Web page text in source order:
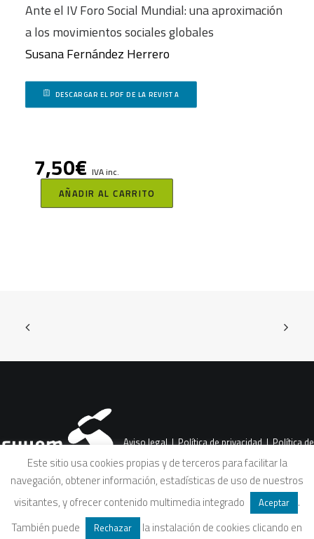
Ante el IV Foro Social Mundial: una aproximación
a los movimientos sociales globales
Susana Fernández Herrero
DESCARGAR EL PDF DE LA REVISTA
7,50€ IVA inc.
AÑADIR AL CARRITO
Aviso legal|Política de privacidad|Política de
Este sitio usa cookies propias y de terceros para facilitar la
navegación, obtener información, estadísticas de uso de nuestros
visitantes, y ofrecer contenido multimedia integrado
Aceptar
.
También puede
Rechazar la instalación de cookies clicando en